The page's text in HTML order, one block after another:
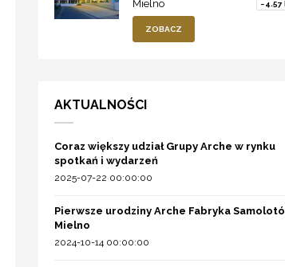
Mielno ~4.57
ZOBACZ
AKTUALNOŚCI
Coraz większy udział Grupy Arche w rynku
spotkań i wydarzeń
2025-07-22 00:00:00
Pierwsze urodziny Arche Fabryka
Mielno
2024-10-14 00:00:00